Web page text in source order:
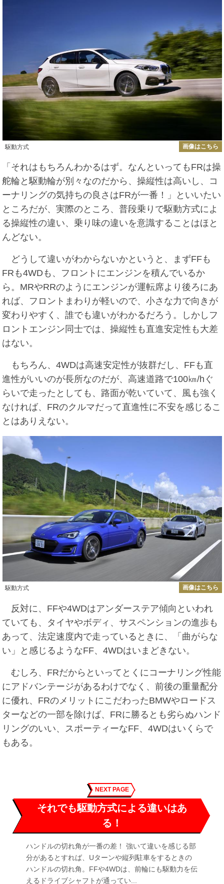
駆動方式 画像はこちら
「それはもちろんわかるはず。なんといってもFRは操
舵輪と駆動輪が別々なのだから、操縦性は高いし、コ
ーナリングの気持ちの良さはFRが一番！」といいたい
ところだが、実際のところ、普段乗りで駆動方式によ
る操縦性の違い、乗り味の違いを意識することはほと
んどない。
どうして違いがわからないかというと、まずFFも
FRも4WDも、フロントにエンジンを積んでいるか
ら。MRやRRのようにエンジンが運転席より後ろにあ
れば、フロントまわりが軽いので、小さな力で向きが
変わりやすく、誰でも違いがわかるだろう。しかしフ
ロントエンジン同士では、操縦性も直進安定性も大差
はない。
もちろん、4WDは高速安定性が抜群だし、FFも直
進性がいいのが長所なのだが、高速道路で100㎞/hぐ
らいで走ったとしても、路面が乾いていて、風も強く
なければ、FRのクルマだって直進性に不安を感じるこ
とはありえない。
駆動方式 画像はこちら
反対に、FFや4WDはアンダーステア傾向といわれ
ていても、タイヤやボディ、サスペンションの進歩も
あって、法定速度内で走っているときに、「曲がらな
い」と感じるようなFF、4WDはいまどきない。
むしろ、FRだからといってとくにコーナリング性能
にアドバンテージがあるわけでなく、前後の重量配分
に優れ、FRのメリットにこだわったBMWやロードス
ターなどの一部を除けば、FRに勝るとも劣らぬハンド
リングのいい、スポーティーなFF、4WDはいくらで
もある。
NEXT PAGE
それでも駆動方式による違いはあ
る！
ハンドルの切れ角が一番の差！ 強いて違いを感じる部
分があるとすれば、Uターンや縦列駐車をするときの
ハンドルの切れ角。FFや4WDは、前輪にも駆動力を伝
えるドライブシャフトが通ってい...